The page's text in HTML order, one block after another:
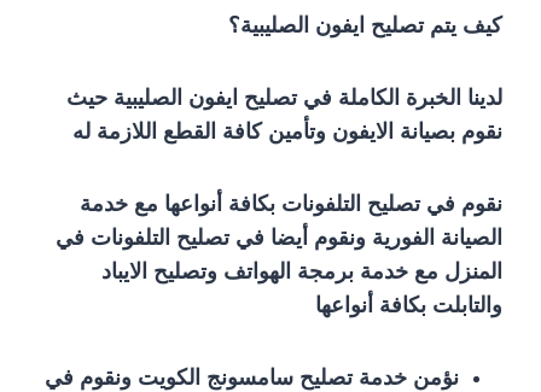
كيف يتم تصليح ايفون الصليبية؟
لدينا الخبرة الكاملة في تصليح ايفون الصليبية حيث
نقوم بصيانة الايفون وتأمين كافة القطع اللازمة له
نقوم في تصليح التلفونات بكافة أنواعها مع خدمة
الصيانة الفورية ونقوم أيضا في تصليح التلفونات في
المنزل مع خدمة برمجة الهواتف وتصليح الايباد
والتابلت بكافة أنواعها
نؤمن خدمة تصليح سامسونج الكويت ونقوم في